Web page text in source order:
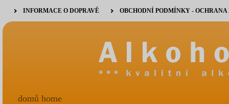
INFORMACE O DOPRAVĚ OBCHODNÍ PODMÍNKY -
domů home